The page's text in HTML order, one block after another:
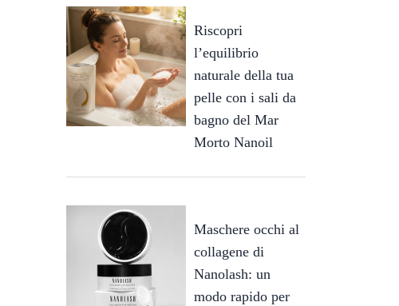
Riscopri
l’equilibrio
naturale della tua
pelle con i sali da
bagno del Mar
Morto Nanoil
Maschere occhi al
collagene di
Nanolash: un
modo rapido per